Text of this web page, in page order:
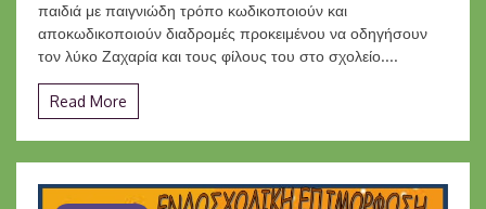
παιδιά με παιγνιώδη τρόπο κωδικοποιούν και
αποκωδικοποιούν διαδρομές προκειμένου να οδηγήσουν
τον λύκο Ζαχαρία και τους φίλους του στο σχολείο....
Read More